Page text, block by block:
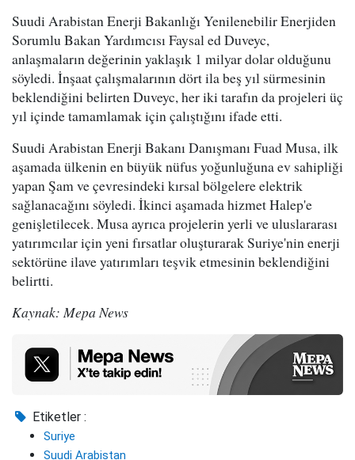
Suudi Arabistan Enerji Bakanlığı Yenilenebilir Enerjiden
Sorumlu Bakan Yardımcısı Faysal ed Duveyc,
anlaşmaların değerinin yaklaşık 1 milyar dolar olduğunu
söyledi. İnşaat çalışmalarının dört ila beş yıl sürmesinin
beklendiğini belirten Duveyc, her iki tarafın da projeleri üç
yıl içinde tamamlamak için çalıştığını ifade etti.
Suudi Arabistan Enerji Bakanı Danışmanı Fuad Musa, ilk
aşamada ülkenin en büyük nüfus yoğunluğuna ev sahipliği
yapan Şam ve çevresindeki kırsal bölgelere elektrik
sağlanacağını söyledi. İkinci aşamada hizmet Halep'e
genişletilecek. Musa ayrıca projelerin yerli ve uluslararası
yatırımcılar için yeni fırsatlar oluşturarak Suriye'nin enerji
sektörüne ilave yatırımları teşvik etmesinin beklendiğini
belirtti.
Kaynak: Mepa News
Etiketler :
Suriye
Suudi Arabistan